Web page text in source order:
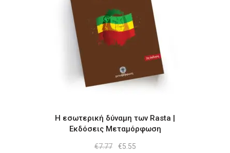
Η εσωτερική δύναμη των Rasta |
Εκδόσεις Μεταμόρφωση
€7.77
Original
€5.55Η